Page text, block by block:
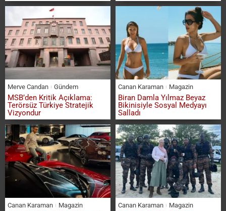
Merve Candan Gündem
MSB’den Kritik Açıklama:
Terörsüz Türkiye Stratejik
Vizyondur
Canan Karaman Magazin
Biran Damla Yılmaz Beyaz
Bikinisiyle Sosyal Medyayı
Salladı
Canan Karaman Magazin Canan Karaman Magazin